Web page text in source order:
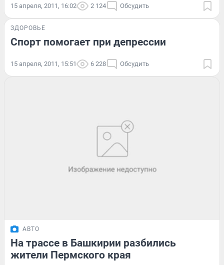
15 апреля, 2011, 16:02 2 124 Обсудить
ЗДОРОВЬЕ
Спорт помогает при депрессии
15 апреля, 2011, 15:51 6 228 Обсудить
АВТО
На трассе в Башкирии разбились
жители Пермского края